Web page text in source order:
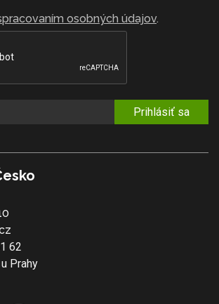
osobných údajov.
Prihlásiť sa
62
Prahy